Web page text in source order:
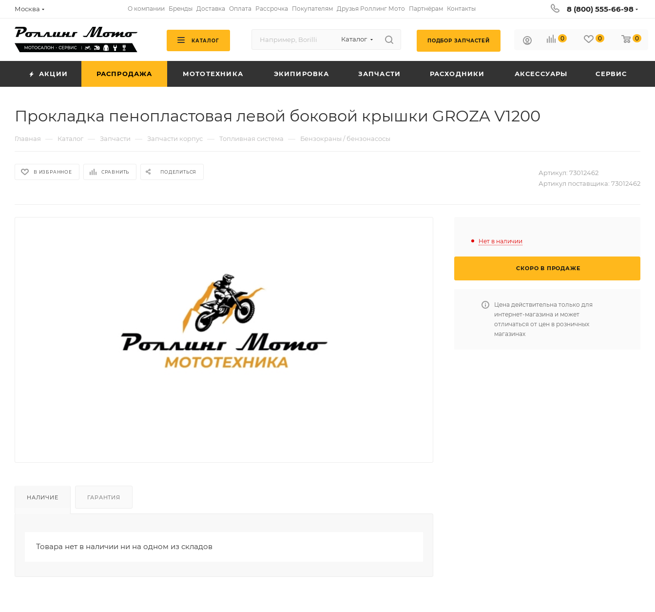
Москва О компании Бренды Доставка Оплата Рассрочка Покупателям Друзья Роллинг Мото Партнёрам Контакты 8 (800) 555-66-98
КАТАЛОГ Каталог ПОДБОР ЗАПЧАСТЕЙ 0 0 0
АКЦИИ РАСПРОДАЖА МОТОТЕХНИКА ЭКИПИРОВКА ЗАПЧАСТИ РАСХОДНИКИ АКСЕССУАРЫ СЕРВИС
Прокладка пенопластовая левой боковой крышки GROZA V1200
Главная — Каталог — Запчасти — Запчасти корпус — Топливная система — Бензокраны / бензонасосы
В ИЗБРАННОЕ СРАВНИТЬ ПОДЕЛИТЬСЯ Артикул: 73012462
Артикул поставщика: 73012462
НАЛИЧИЕ ГАРАНТИЯ
Товара нет в наличии ни на одном из складов
Нет в наличии
СКОРО В ПРОДАЖЕ
Цена действительна только для
интернет-магазина и может
отличаться от цен в розничных
магазинах